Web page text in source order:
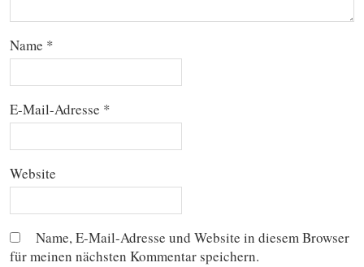
Name *
E-Mail-Adresse *
Website
Name, E-Mail-Adresse und Website in diesem Browser
für meinen nächsten Kommentar speichern.